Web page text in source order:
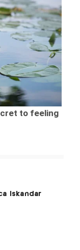
Iskandar